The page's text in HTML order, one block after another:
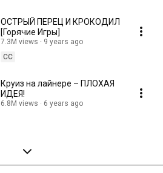
ОСТРЫЙ ПЕРЕЦ И КРОКОДИЛ
[Горячие Игры]
7.3M views
9 years ago
CC
Круиз на лайнере – ПЛОХАЯ
ИДЕЯ!
6.8M views 6 years ago